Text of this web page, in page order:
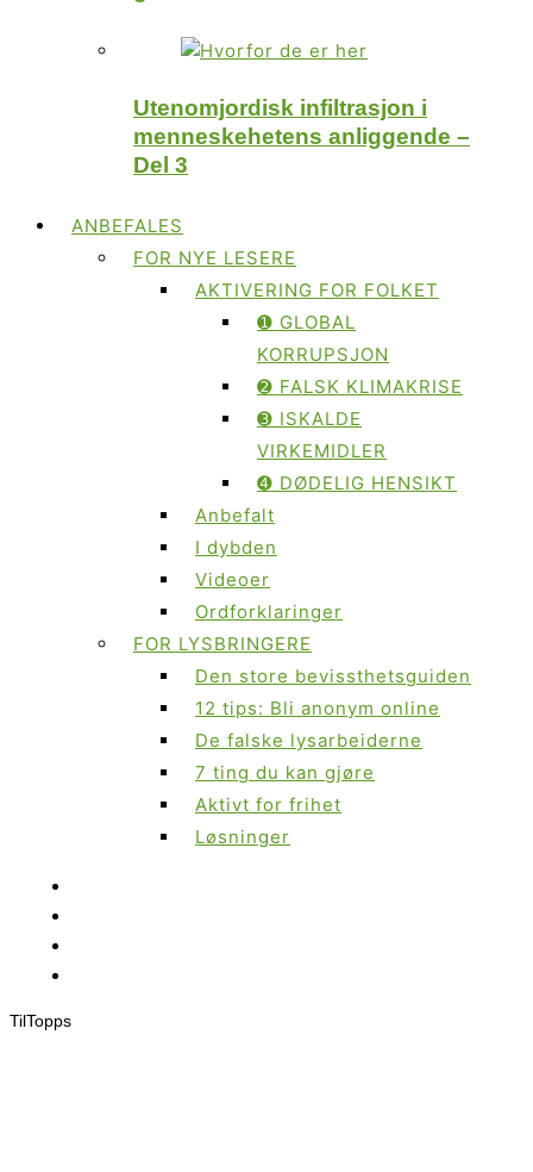
Utenomjordisk infiltrasjon i
menneskehetens anliggende –
Del 3
ANBEFALES
FOR NYE LESERE
AKTIVERING FOR FOLKET
➊ GLOBAL
KORRUPSJON
➋ FALSK KLIMAKRISE
➌ ISKALDE
VIRKEMIDLER
➍ DØDELIG HENSIKT
Anbefalt
I dybden
Videoer
Ordforklaringer
FOR LYSBRINGERE
Den store bevissthetsguiden
12 tips: Bli anonym online
De falske lysarbeiderne
7 ting du kan gjøre
Aktivt for frihet
Løsninger
TilTopps